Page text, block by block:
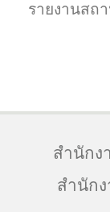
รายงานสถ
สำนักง
สำนัก